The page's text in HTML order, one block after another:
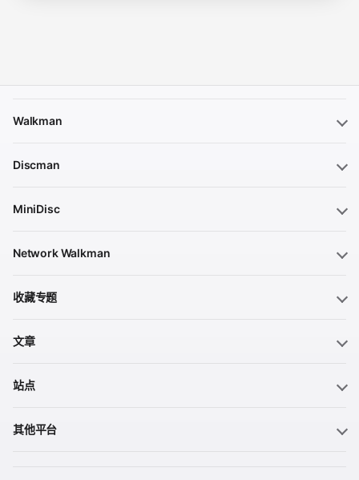
Walkman
Discman
MiniDisc
Network Walkman
收藏专题
文章
站点
其他平台